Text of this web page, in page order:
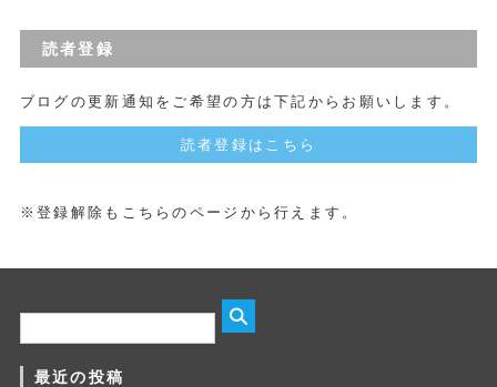
読者登録
ブログの更新通知をご希望の方は下記からお願いします。
読者登録はこちら
※登録解除もこちらのページから行えます。
最近の投稿